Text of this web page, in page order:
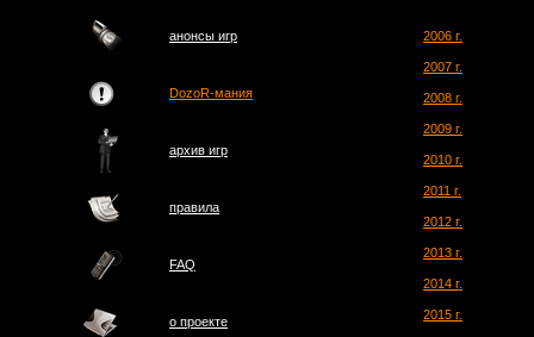
анонсы игр
DozoR-мания
архив игр
правила
FAQ
о проектe
2006 г.
2007 г.
2008 г.
2009 г.
2010 г.
2011 г.
2012 г.
2013 г.
2014 г.
2015 г.